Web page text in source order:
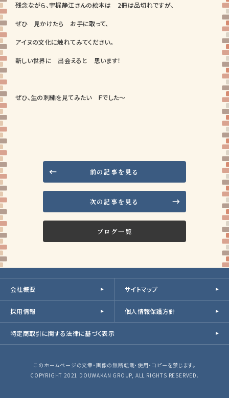
残念ながら、宇梶静江さんの絵本は 2冊は品切れですが、
ぜひ 見かけたら お手に取って、
アイヌの文化に触れてみてください。
新しい世界に 出会えると 思います！
ぜひ、生の刺繍を見てみたい Ｆでした～
前の記事を見る
ブログ一覧
次の記事を見る
会社概要 サイトマップ
採用情報 個人情報保護方針
特定商取引に関する法律に基づく表示
このホームページの文章・画像の無断転載・使用・コピーを禁じます。
COPYRIGHT 2021 DOUWAKAN GROUP, ALL RIGHTS RESERVED.